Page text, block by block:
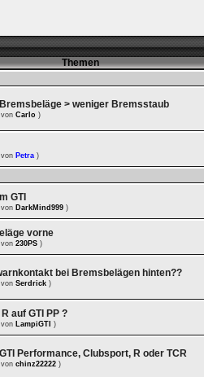
einzuloggen.
Username:
Passwort:
Onlinestatus verstecken.
Ich habe mein Passwort
Themen
> weniger Bremsstaub
Carlo )
Petra )
GTI
DarkMind999 )
vorne
230PS )
bei Bremsbelägen hinten??
Serdrick )
auf GTI PP ?
LampiGTI )
Performance, Clubsport, R oder TCR
chinz22222 )